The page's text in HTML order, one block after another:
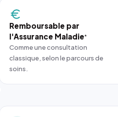
Remboursable par
l'Assurance Maladie*
Comme une consultation
classique, selon le parcours de
soins.